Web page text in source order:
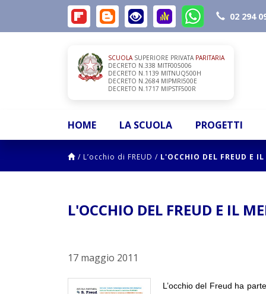
02 294
SCUOLASUPERIORE PRIVATA PARITARIA
DECRETO N.338 MITF005006
DECRETO N.1139 MITNUQ500H
DECRETO N.2684 MIPMRI500E
DECRETO N.1717 MIPSTF500R
HOME LA SCUOLA PROGETTI
/ L’occhio di FREUD / L'OCCHIO DEL FREUD E
L'OCCHIO DEL FREUD E IL
17 maggio 2011
L’occhio del Freud ha